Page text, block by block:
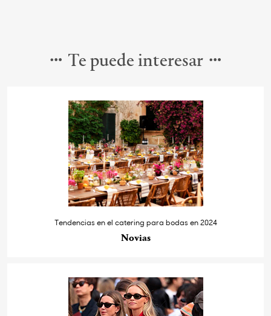
Te puede interesar
Tendencias en el catering para bodas en 2024
Novias